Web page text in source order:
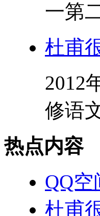
一第
杜甫
2012
修语
热点内容
QQ
杜甫